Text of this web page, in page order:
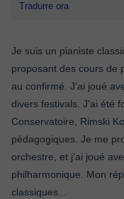
Tradurre ora
Je suis un pianiste
proposant des cours de
au confirmé. J'ai joué
divers festivals. J'ai été
Conservatoire, Rimski
pédagogiques. Je me
orchestre, et j'ai joué
philharmonique. Mon
classiques